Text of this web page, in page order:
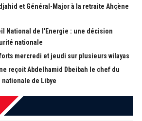
et Général-Major à la retraite Ahçène
National de l'Energie : une décision
nationale
mercredi et jeudi sur plusieurs wilayas
reçoit Abdelhamid Dbeibah le chef du
de Libye